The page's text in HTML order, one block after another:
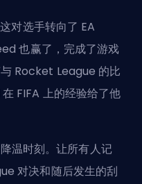
对选手转向了 EA
也赢了，完成了游戏
Rocket League 的比
FIFA 上的经验给了他
温时刻。让所有人记
对决和随后发生的刮